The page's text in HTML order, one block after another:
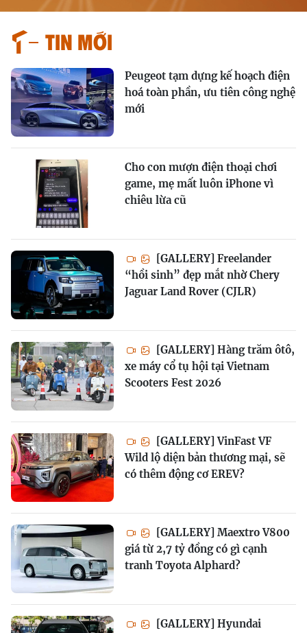
Tin mới
Peugeot tạm dựng kế hoạch điện
hoá toàn phần, ưu tiên công nghệ
mới
Cho con mượn điện thoại chơi
game, mẹ mất luôn iPhone vì
chiêu lừa cũ
[GALLERY] Freelander
“hồi sinh” đẹp mắt nhờ Chery
Jaguar Land Rover (CJLR)
[GALLERY] Hàng trăm ôtô,
xe máy cổ tụ hội tại Vietnam
Scooters Fest 2026
[GALLERY] VinFast VF
Wild lộ diện bản thương mại, sẽ
có thêm động cơ EREV?
[GALLERY] Maextro V800
giá từ 2,7 tỷ đồng có gì cạnh
tranh Toyota Alphard?
[GALLERY] Hyundai